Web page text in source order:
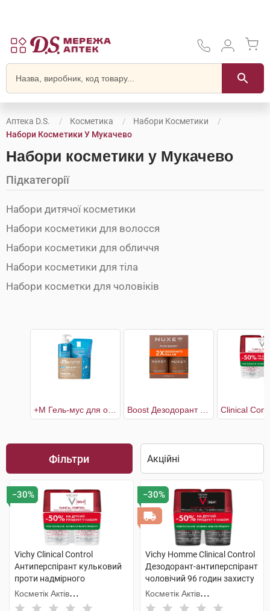
Аптека D.S. Косметика
Набори Косметики
Набори Косметики У Мукачево
Набори косметики у Мукачево
Підкатегорії
Набори дитячої косметики
Набори косметики для волосся
Набори косметики для обличчя
Набори косметики для тіла
Набори косметки для чоловіків
Фільтри
−30%
Vichy Clinical Control
Антиперспірант кульковий
проти надмірного
потовиділення 96 годин
захисту 2х50 мл 1 набір
Косметік Актів
Інтернаціональ
−30%
Vichy Homme Clinical Control
Дезодорант-антиперспірант
чоловічий 96 годин захисту
2х50 мл 1 набір
Косметік Актів
Інтернаціональ